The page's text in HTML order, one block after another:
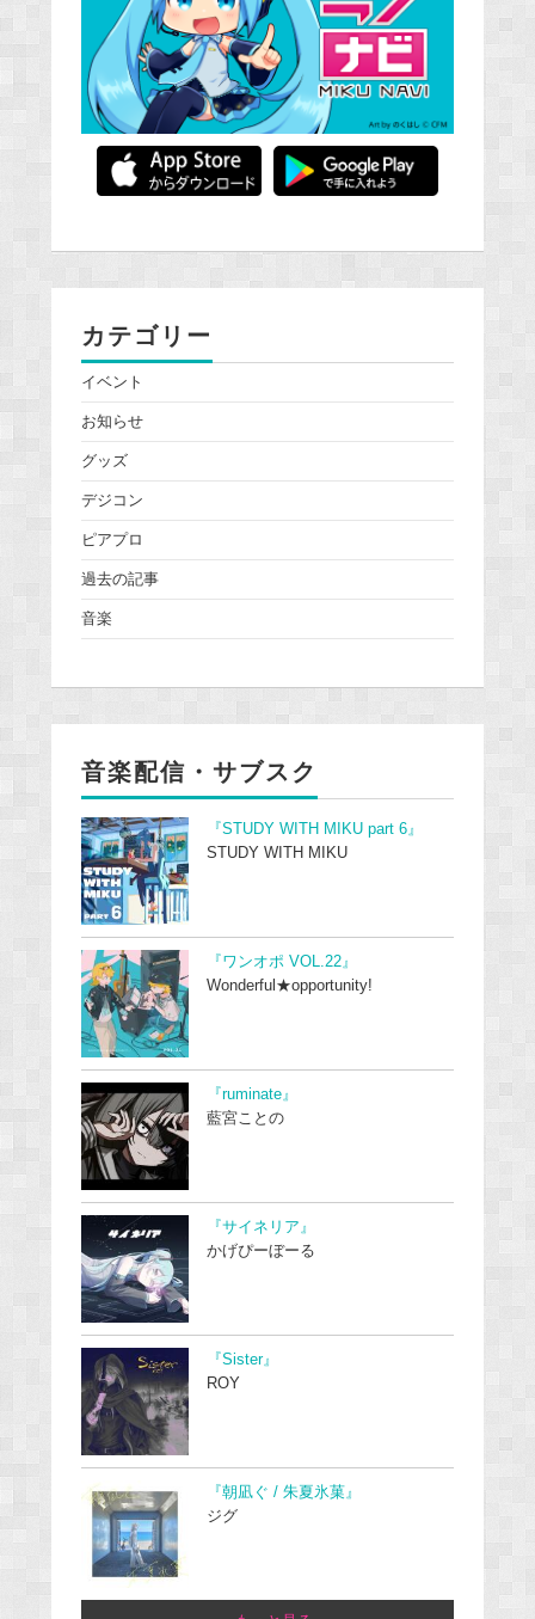
カテゴリー
イベント
お知らせ
グッズ
デジコン
ピアプロ
過去の記事
音楽
音楽配信・サブスク
『STUDY WITH MIKU part 6』
STUDY WITH MIKU
『ワンオポ VOL.22』
Wonderful★opportunity!
『ruminate』
藍宮ことの
『サイネリア』
かげぴーぼーる
『Sister』
ROY
『朝凪ぐ / 朱夏氷菓』
ジグ